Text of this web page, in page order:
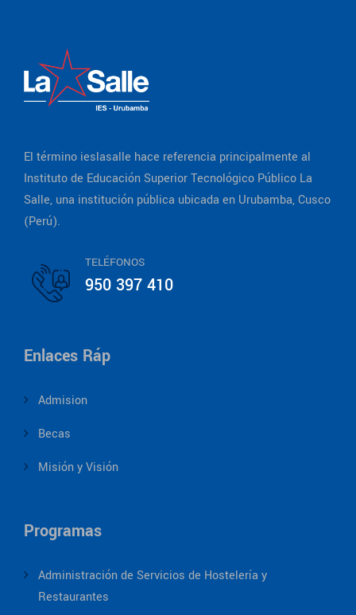
El término ieslasalle hace referencia principalmente al
Instituto de Educación Superior Tecnológico Público La
Salle, una institución pública ubicada en Urubamba, Cusco
(Perú).
TELÉFONOS
950 397 410
Enlaces Ráp
Admision
Becas
Misión y Visión
Programas
Administración de Servicios de Hostelería y
Restaurantes